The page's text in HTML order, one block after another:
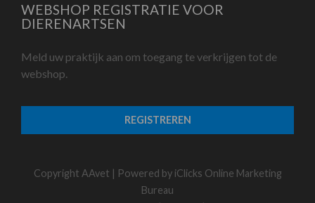
WEBSHOP REGISTRATIE VOOR
DIERENARTSEN
Meld uw praktijk aan om toegang te verkrijgen tot de
webshop.
REGISTREREN
Copyright AAvet | Powered by iClicks Online Marketing
Bureau